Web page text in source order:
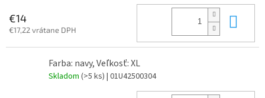
€14
€17,22 vrátane DPH
Farba: navy, Veľkosť: XL
Skladom (>5 ks) | 01U42500304